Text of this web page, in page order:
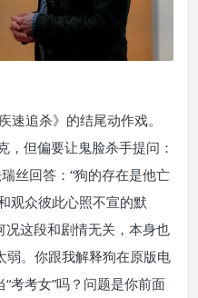
速追杀》的结尾动作戏。
，但偏要让鬼脸杀手提问：
丝回答：“狗的存在是他亡
观众彼此心照不宣的默
这段和剧情无关，本身也
。你跟我解释狗在原版电
考考女”吗？问题是你前面